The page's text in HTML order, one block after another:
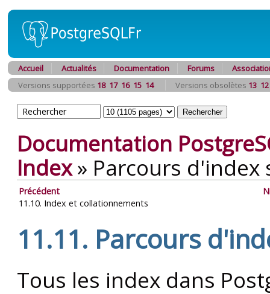
Accueil Actualités Documentation Forums
Versions supportées 18 17 16 15 14 Versions obsolètes 13 12
Documentation
Index» Parcours d'index
Précédent
11.10. Index et collationnements
11.11. Parcours
Tous les index dans